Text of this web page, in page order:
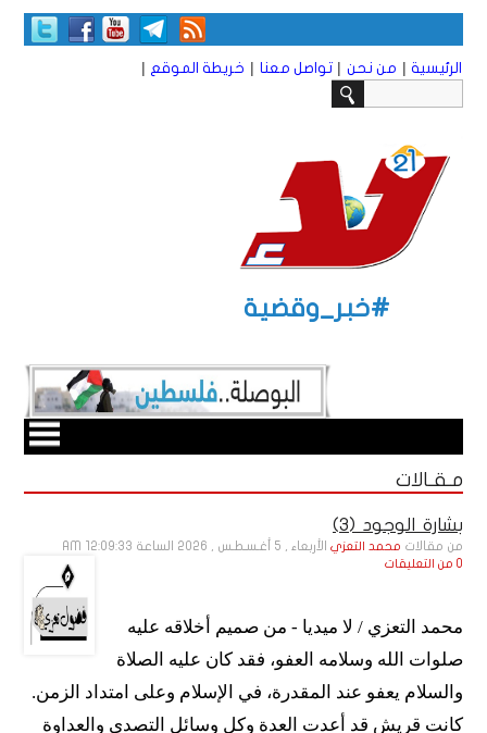
الرئيسية | من نحن | تواصل معنا | خريطة الموقع |
#خبر_وقضية
مـقـالات
بشارة الوجود (3)
من مقالات محمد التعزي الأربعاء , 5 أغـسـطـس , 2026 الساعة 12:09:33 AM
0 من التعليقات
محمد التعزي / لا ميديا - من صميم أخلاقه عليه
صلوات الله وسلامه العفو، فقد كان عليه الصلاة
والسلام يعفو عند المقدرة، في الإسلام وعلى امتداد الزمن.
كانت قريش قد أعدت العدة وكل وسائل التصدي والعداوة